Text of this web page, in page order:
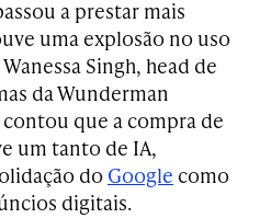
a prestar mais
uma explosão no uso
Singh, head de
da Wunderman
que a compra de
um tanto de IA,
do Google como
digitais.